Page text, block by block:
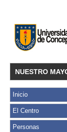
NUESTRO
Inicio
El Centro
Personas